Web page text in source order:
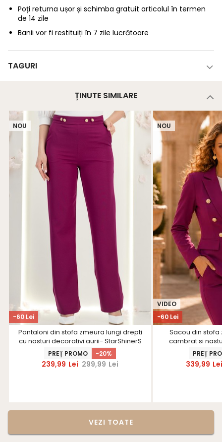
Poți returna ușor și schimba gratuit articolul în termen
de 14 zile
Banii vor fi restituiți în 7 zile lucrătoare
TAGURI
ȚINUTE SIMILARE
-60 Lei
NOU
Pantaloni din stofa zmeura lungi drepti
cu nasturi decorativi aurii- StarShinerS
PREȚ PROMO -20%
239,99 Lei 299,99 Lei
-60 Lei
VIDEO
NOU
Sacou din
cambrat si
PREȚ
339,99
VEZI TOATE